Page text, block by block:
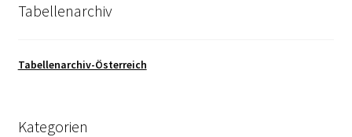
Tabellenarchiv
Tabellenarchiv-Österreich
Kategorien